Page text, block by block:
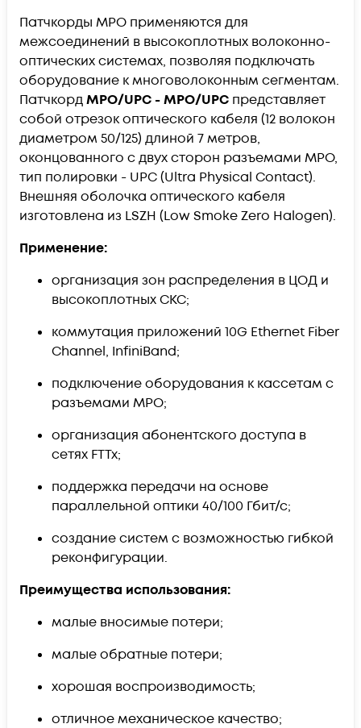
Патчкорды MPO применяются для
межсоединений в высокоплотных волоконно-
оптических системах, позволяя подключать
оборудование к многоволоконным сегментам.
ПатчкордMPO/UPC - MPO/UPC представляет
собой отрезок оптического кабеля (12 волокон
диаметром 50/125) длиной 7 метров,
оконцованного с двух сторон разъемами MPO,
тип полировки - UPC (Ultra Physical Contact).
Внешняя оболочка оптического кабеля
изготовлена из LSZH (Low Smoke Zero Halogen).
Применение:
организация зон распределения в ЦОД и
высокоплотных СКС;
коммутация приложений 10G Ethernet Fiber
Channel, InfiniBand;
подключение оборудования к кассетам с
разъемами MPO;
организация абонентского доступа в
сетях FTTx;
поддержка передачи на основе
параллельной оптики 40/100 Гбит/с;
создание систем с возможностью гибкой
реконфигурации.
Преимущества использования:
малые вносимые потери;
малые обратные потери;
хорошая воспроизводимость;
отличное механическое качество;